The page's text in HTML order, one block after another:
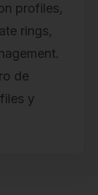
profiles,
rings,
de
y